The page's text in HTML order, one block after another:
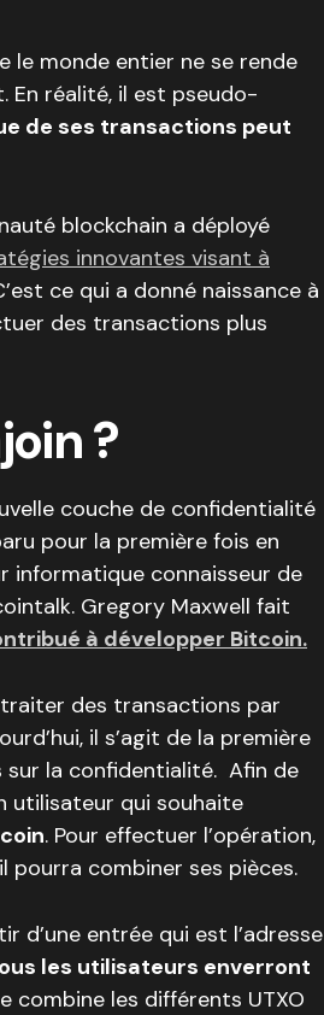
le monde entier ne se rende
En réalité, il est pseudo-
de ses transactions peut
blockchain a déployé
innovantes visant à
ce qui a donné naissance à
des transactions plus
?
couche de confidentialité
pour la première fois en
informatique connaisseur de
Gregory Maxwell fait
à développer Bitcoin.
des transactions par
il s’agit de la première
la confidentialité. Afin de
utilisateur qui souhaite
. Pour effectuer l’opération,
pourra combiner ses pièces.
d’une entrée qui est l’adresse
les utilisateurs enverront
combine les différents UTXO